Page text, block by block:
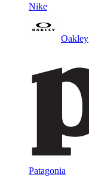
Nike
Oakley
Patagonia